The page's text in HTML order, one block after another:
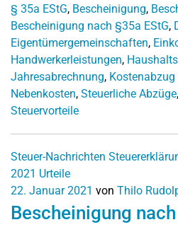
§ 35a EStG, Bescheinigung,
Bescheinigung nach §35a EStG,
Eigentümergemeinschaften,
Handwerkerleistungen,
Jahresabrechnung,
Nebenkosten, Steuerliche Abzüge,
Steuervorteile
Steuer-Nachrichten
2021 Urteile
22. Januar 2021 von Thilo
Bescheinigung